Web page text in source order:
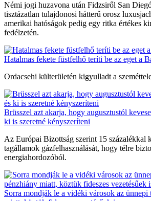
Némi jogi huzavona után Fidzsiről San
tisztázatlan tulajdonosi hátterű orosz
amerikai hatóságok pedig egy ritka értékes
fedélzetén.
Hatalmas fekete füstfelhő teríti be az eget a
Ordacsehi külterületén kigyulladt a
Brüsszel azt akarja, hogy augusztustól
ki is szeretné kényszeríteni
Az Európai Bizottság szerint 15 százalékkal
tagállamok gázfelhasználását, hogy télre
energiahordozóból.
Sorra mondják le a vidéki városok az